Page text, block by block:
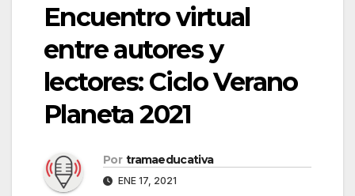
Encuentro virtual
entre autores y
lectores: Ciclo Verano
Planeta 2021
Por tramaeducativa
ENE 17, 2021